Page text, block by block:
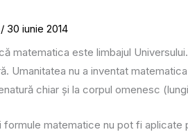
/ 30 iunie 2014
matematica este limbajul
Umanitatea nu a inventat
chiar și la corpul omenesc
formule matematice nu pot fi aplicate